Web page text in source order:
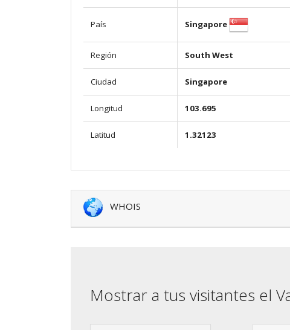
País Singapore
Región South West
Ciudad Singapore
Longitud 103.695
Latitud 1.32123
WHOIS
Mostrar a tus visitantes el